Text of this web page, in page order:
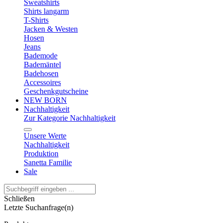
Sweatshirts
Shirts langarm
T-Shirts
Jacken & Westen
Hosen
Jeans
Bademode
Bademäntel
Badehosen
Accessoires
Geschenkgutscheine
NEW BORN
Nachhaltigkeit
Zur Kategorie Nachhaltigkeit
Unsere Werte
Nachhaltigkeit
Produktion
Sanetta Familie
Sale
Schließen
Letzte Suchanfrage(n)